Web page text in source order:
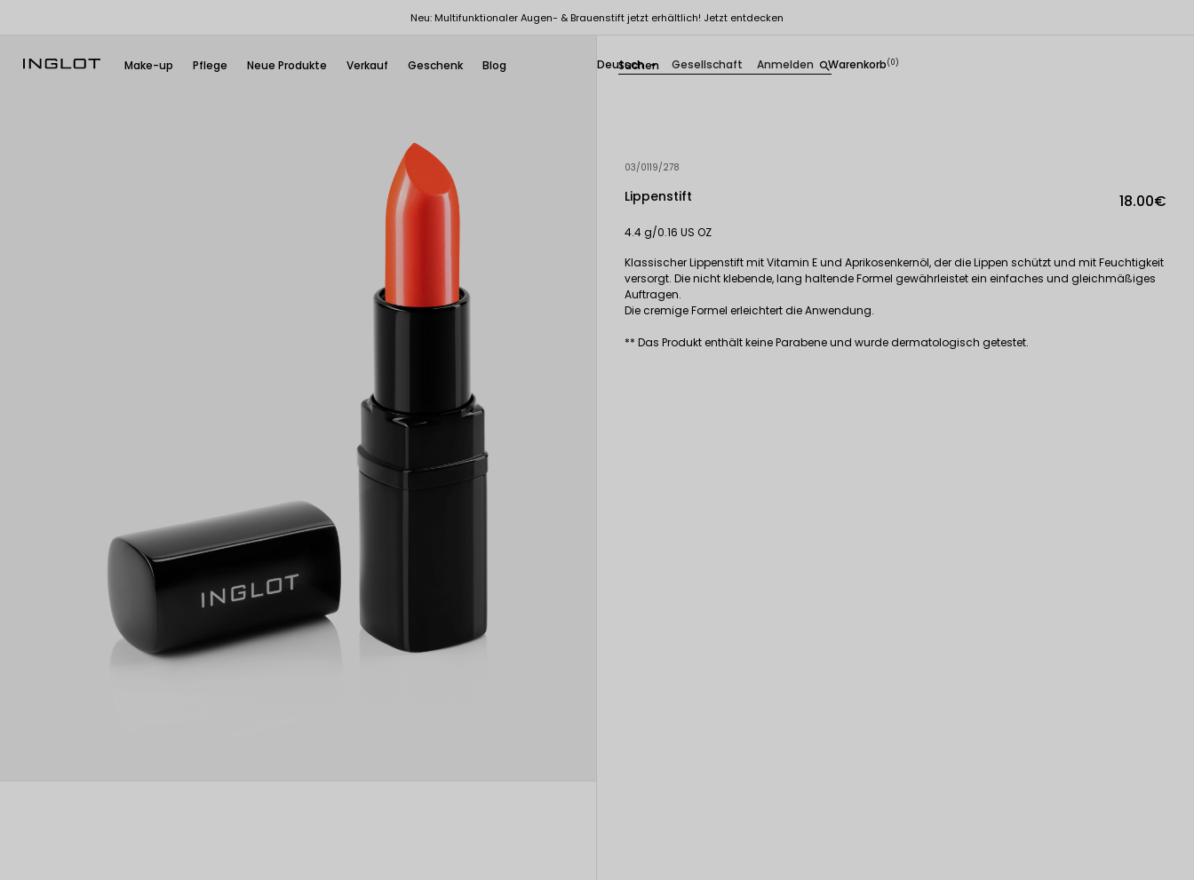
Neu: Multifunktionaler Augen- & Brauenstift jetzt erhältlich! Jetzt entdecken
Make-up Pflege Neue Produkte Verkauf Geschenk Blog search
Deutsch  Gesellschaft Anmelden Warenkorb(0)
03/0119/278
Lippenstift 18.00€
4.4 g/0.16 US OZ
Klassischer Lippenstift mit Vitamin E und Aprikosenkernöl, der die Lippen schützt und mit Feuchtigkeit
versorgt. Die nicht klebende, lang haltende Formel gewährleistet ein einfaches und gleichmäßiges
Auftragen.
Die cremige Formel erleichtert die Anwendung.
** Das Produkt enthält keine Parabene und wurde dermatologisch getestet.